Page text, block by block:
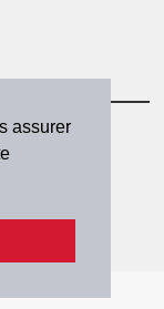
assurer